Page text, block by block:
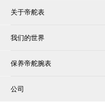
关于帝舵表
我们的世界
保养帝舵腕表
公司